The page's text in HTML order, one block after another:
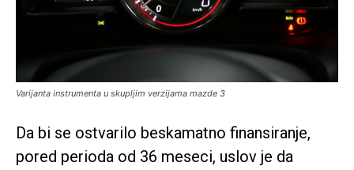
Varijanta instrumenta u skupljim verzijama mazde 3
Da bi se ostvarilo beskamatno finansiranje,
pored perioda od 36 meseci, uslov je da